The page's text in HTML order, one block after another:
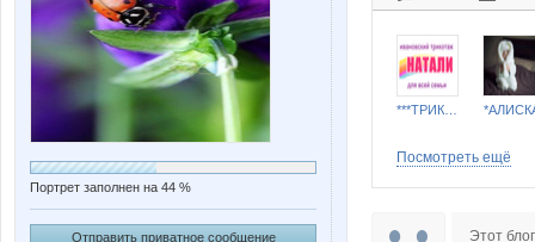
Портрет заполнен на 44 %
Отправить приватное сообщение
Посмотреть ещё
Этот